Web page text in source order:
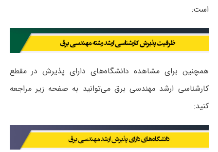
است:
همچنین برای مشاهده دانشگاه‌های دارای پذیرش در مقطع
کارشناسی ارشد مهندسی برق می‌توانید به صفحه زیر مراجعه
کنید: